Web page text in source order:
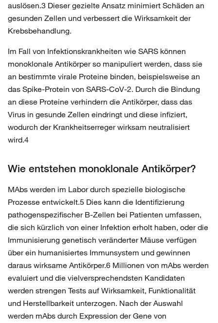
auslösen.3 Dieser gezielte Ansatz minimiert Schäden an
gesunden Zellen und verbessert die Wirksamkeit der
Krebsbehandlung.
Im Fall von Infektionskrankheiten wie SARS können
monoklonale Antikörper so manipuliert werden, dass sie
an bestimmte virale Proteine binden, beispielsweise an
das Spike-Protein von SARS-CoV-2. Durch die Bindung
an diese Proteine verhindern die Antikörper, dass das
Virus in gesunde Zellen eindringt und diese infiziert,
wodurch der Krankheitserreger wirksam neutralisiert
wird.4
Wie entstehen monoklonale Antikörper?
MAbs werden im Labor durch spezielle biologische
Prozesse entwickelt.5 Dies kann die Identifizierung
pathogenspezifischer B-Zellen bei Patienten umfassen,
die sich kürzlich von einer Infektion erholt haben, oder die
Immunisierung genetisch veränderter Mäuse verfügen
über ein humanisiertes Immunsystem und gewinnen
daraus wirksame Antikörper.6 Millionen von mAbs werden
evaluiert und die vielversprechendsten Kandidaten
werden strengen Tests auf Wirksamkeit, Funktionalität
und Herstellbarkeit unterzogen. Nach der Auswahl
werden mAbs durch Expression der Gene von